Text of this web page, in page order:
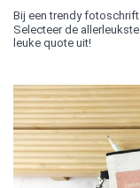
Bij een trendy
Selecteer de
leuke quote uit!